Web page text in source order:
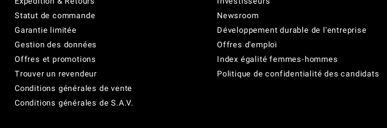
Statut de commande
Garantie limitée
Gestion des données
Offres et promotions
Trouver un revendeur
Conditions générales de vente
Conditions générales de S.A.V.
Newsroom
Développement durable de l'entreprise
Offres d'emploi
Index égalité femmes-hommes
Politique de confidentialité des candidats